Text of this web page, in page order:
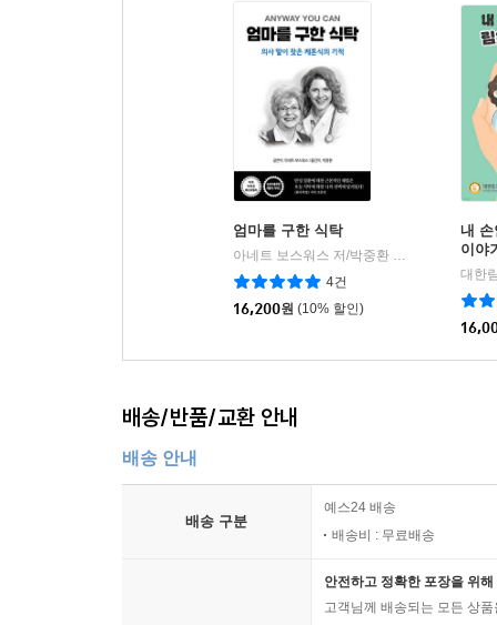
엄마를 구한 식탁
아네트 보스워스 저/박중환 역
세이버스
4건
16,200원 (10% 할인)
내 손
이야
대한
배송/반품/교환 안내
배송 안내
배송 구분
예스24 배송
배송비 : 무료배송
안전하고 정확한 포장을 위
고객님께 배송되는 모든 상